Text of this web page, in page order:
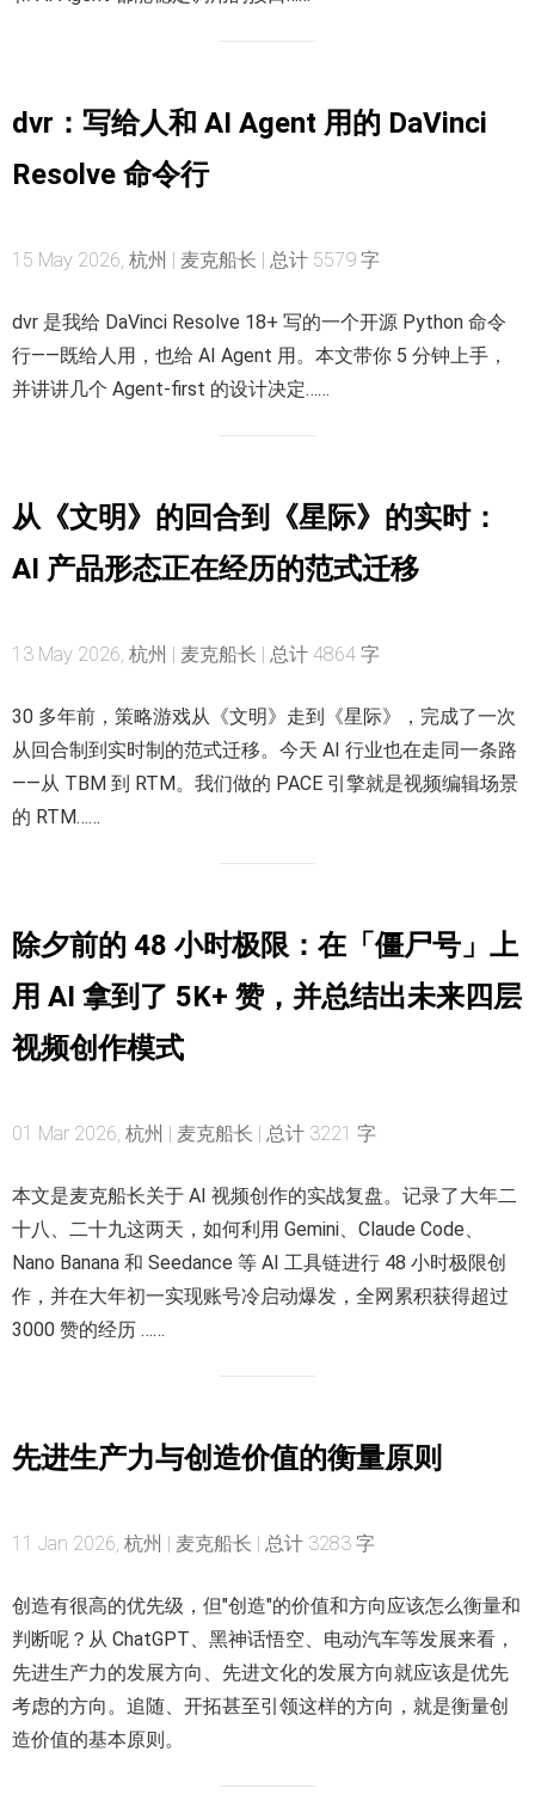
dvr：写给人和 AI Agent 用的 DaVinci
Resolve 命令行
15 May 2026, 杭州 | 麦克船长 | 总计 5579 字
dvr 是我给 DaVinci Resolve 18+ 写的一个开源 Python 命令
行——既给人用，也给 AI Agent 用。本文带你 5 分钟上手，
并讲讲几个 Agent-first 的设计决定……
从《文明》的回合到《星际》的实时：
AI 产品形态正在经历的范式迁移
13 May 2026, 杭州 | 麦克船长 | 总计 4864 字
30 多年前，策略游戏从《文明》走到《星际》，完成了一次
从回合制到实时制的范式迁移。今天 AI 行业也在走同一条路
——从 TBM 到 RTM。我们做的 PACE 引擎就是视频编辑场景
的 RTM……
除夕前的 48 小时极限：在「僵尸号」上
用 AI 拿到了 5K+ 赞，并总结出未来四层
视频创作模式
01 Mar 2026, 杭州 | 麦克船长 | 总计 3221 字
本文是麦克船长关于 AI 视频创作的实战复盘。记录了大年二
十八、二十九这两天，如何利用 Gemini、Claude Code、
Nano Banana 和 Seedance 等 AI 工具链进行 48 小时极限创
作，并在大年初一实现账号冷启动爆发，全网累积获得超过
3000 赞的经历 ……
先进生产力与创造价值的衡量原则
11 Jan 2026, 杭州 | 麦克船长 | 总计 3283 字
创造有很高的优先级，但"创造"的价值和方向应该怎么衡量和
判断呢？从 ChatGPT、黑神话悟空、电动汽车等发展来看，
先进生产力的发展方向、先进文化的发展方向就应该是优先
考虑的方向。追随、开拓甚至引领这样的方向，就是衡量创
造价值的基本原则。